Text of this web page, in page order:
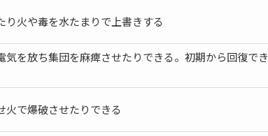
火や毒を水たまりで上書きする
を放ち集団を麻痺させたりできる。初期から回復でき
火で爆破させたりできる